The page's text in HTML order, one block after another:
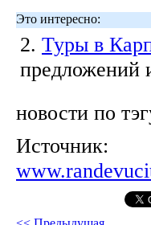
Это интересно:
2. Туры в
предложений
новости по
Источник: